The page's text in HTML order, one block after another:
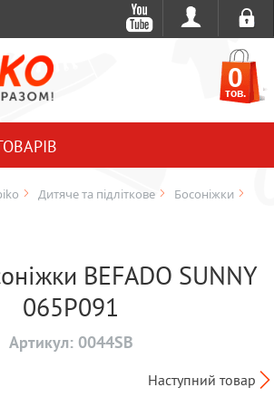
0
тов.
Дитяче та підліткове
Босоніжки
BEFADO SUNNY
065P091
Артикул: 0044SB
Наступний товар